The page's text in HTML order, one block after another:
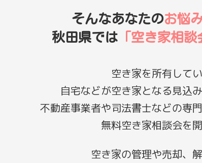
そんなあなたのお悩
秋田県では「空き家相談
空き家を所有してい
自宅などが空き家となる見込
不動産事業者や司法書士などの専
無料空き家相談会を開
空き家の管理や売却、